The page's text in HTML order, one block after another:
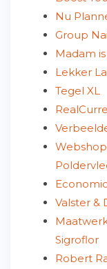
Nu
Group
Madam
Lekker
Tegel XL
Valster &
Sigroflor
Robert